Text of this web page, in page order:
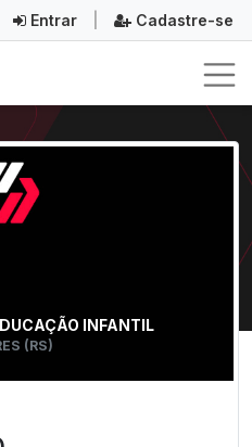
Entrar Cadastre-se
INFANTIL
(RS)